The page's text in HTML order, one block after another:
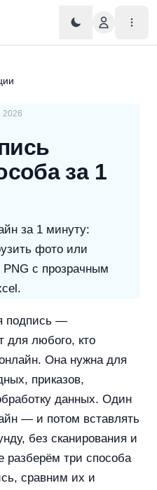
2026
за 1
за 1 минуту:
фото или
PNG с прозрачным
подпись —
для любого, кто
Она нужна для
приказов,
данных. Один
— и потом вставлять
без сканирования и
разберём три способа
сравним их и